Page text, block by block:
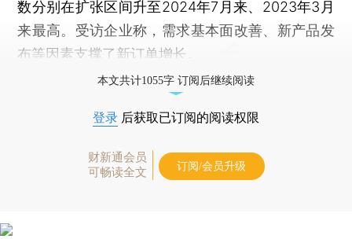
数分别在扩张区间升至2024年7月来、2023年3月
来最高。受访企业称，需求基本面改善、新产品发
布等因素支撑了新订单增长。
本文共计1055字 订阅后继续阅读
登录 后获取已订阅的阅读权限
财新通会员
可畅读全文
订阅/会员升级